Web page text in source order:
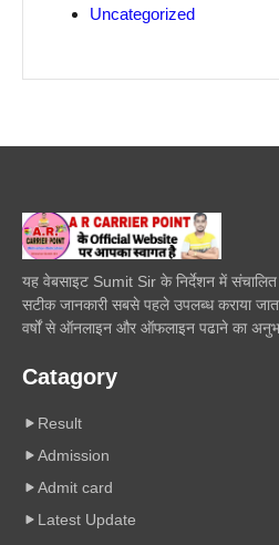
Uncategorized
यह वेबसाइट Sumit Sir के निर्देशन में
सटीक जानकारी सबसे पहले उपलब्ध कराया
वर्षों से ऑनलाइन और ऑफलाइन पढाने का
Catagory
Result
Admission
Admit card
Latest Update